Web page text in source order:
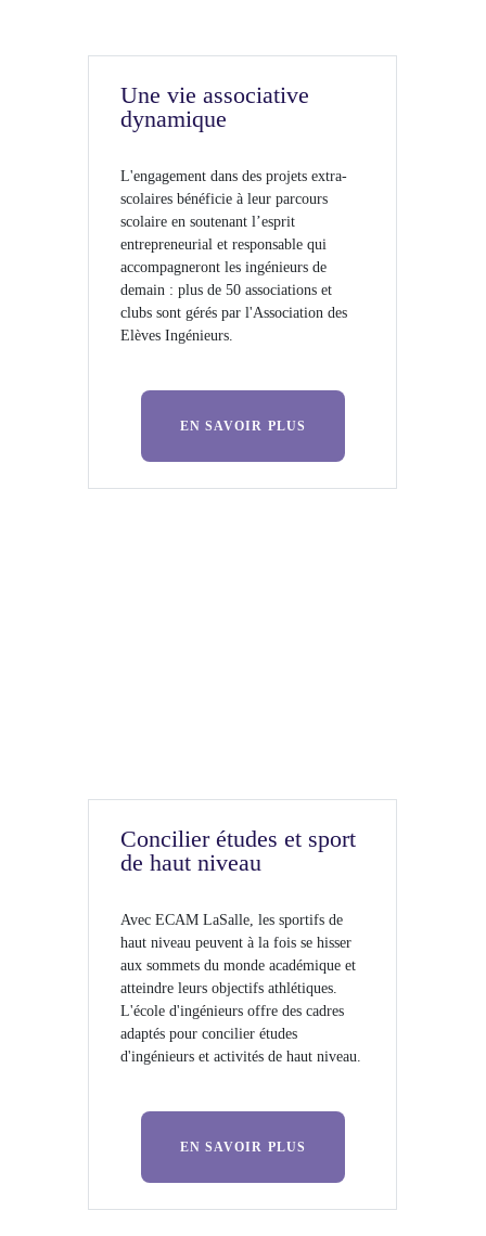
Une vie associative
dynamique
L'engagement dans des projets extra-
scolaires bénéficie à leur parcours
scolaire en soutenant l’esprit
entrepreneurial et responsable qui
accompagneront les ingénieurs de
demain : plus de 50 associations et
clubs sont gérés par l'Association des
Elèves Ingénieurs.
EN SAVOIR PLUS
Concilier études et sport
de haut niveau
Avec ECAM LaSalle, les sportifs de
haut niveau peuvent à la fois se hisser
aux sommets du monde académique et
atteindre leurs objectifs athlétiques.
L'école d'ingénieurs offre des cadres
adaptés pour concilier études
d'ingénieurs et activités de haut niveau.
EN SAVOIR PLUS